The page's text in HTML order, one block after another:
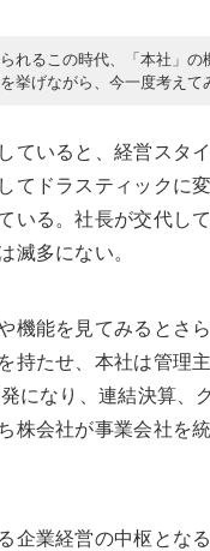
れるこの時代、「本社」
挙げながら、今一度考えて
いると、経営スタ
てドラスティックに
いる。社長が交代し
滅多にない。
能を見てみるとさ
持たせ、本社は管理
になり、連結決算、
株会社が事業会社を
業経営の中枢とな